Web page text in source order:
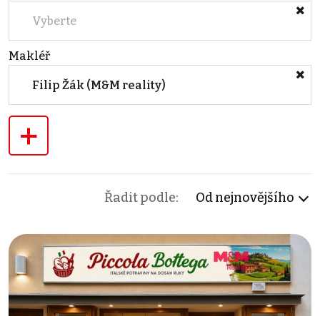
Vyberte
Makléř
Filip Žák (M&M reality)
+
Řadit podle: Od nejnovějšího